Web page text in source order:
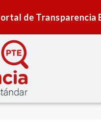
de Transparencia